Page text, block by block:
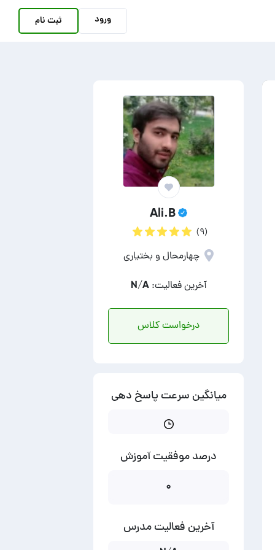
ورود ثبت نام
Ali.B
(۹)
چهارمحال و بختیاری
آخرین فعالیت: N/A
درخواست کلاس
میانگین سرعت پاسخ دهی
درصد موفقیت آموزش
۰
آخرین فعالیت مدرس